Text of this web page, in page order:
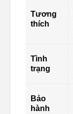
Tương
thích
Tình
trạng
Bảo
hành